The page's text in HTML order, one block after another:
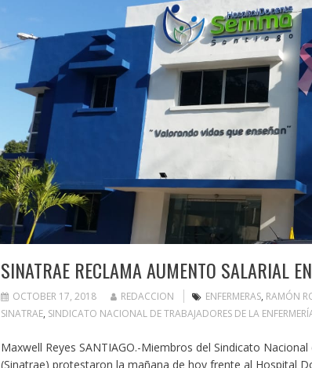
SINATRAE RECLAMA AUMENTO SALARIAL
OCTOBER 17, 2018 REDACCION ENFERMERAS, RAMÓN
SINATRAE, SINDICATO NACIONAL DE TRABAJADORES DE LA
Maxwell Reyes SANTIAGO.-Miembros del Sindicato
(Sinatrae) protestaron la mañana de hoy frente al Hospital